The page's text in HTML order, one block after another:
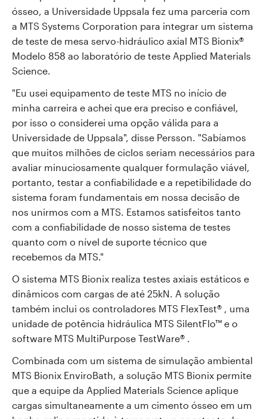
ósseo, a Universidade Uppsala fez uma parceria com
a MTS Systems Corporation para integrar um sistema
de teste de mesa servo-hidráulico axial MTS Bionix®
Modelo 858 ao laboratório de teste Applied Materials
Science.
"Eu usei equipamento de teste MTS no início de
minha carreira e achei que era preciso e confiável,
por isso o considerei uma opção válida para a
Universidade de Uppsala", disse Persson. "Sabíamos
que muitos milhões de ciclos seriam necessários para
avaliar minuciosamente qualquer formulação viável,
portanto, testar a confiabilidade e a repetibilidade do
sistema foram fundamentais em nossa decisão de
nos unirmos com a MTS. Estamos satisfeitos tanto
com a confiabilidade de nosso sistema de testes
quanto com o nível de suporte técnico que
recebemos da MTS."
O sistema MTS Bionix realiza testes axiais estáticos e
dinâmicos com cargas de até 25kN. A solução
também inclui os controladores MTS FlexTest® , uma
unidade de potência hidráulica MTS SilentFlo™ e o
software MTS MultiPurpose TestWare® .
Combinada com um sistema de simulação ambiental
MTS Bionix EnviroBath, a solução MTS Bionix permite
que a equipe da Applied Materials Science aplique
cargas simultaneamente a um cimento ósseo em um